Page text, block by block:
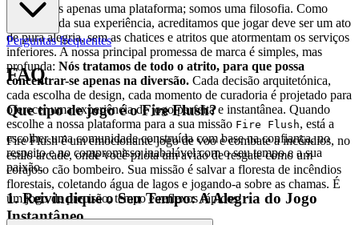
Não somos apenas uma plataforma; somos uma filosofia. Como
guardiões da sua experiência, acreditamos que jogar deve ser um ato
de pura alegria, sem as chatices e atritos que atormentam os serviços
inferiores. A nossa principal promessa de marca é simples, mas
profunda: Nós tratamos de todo o atrito, para que possa
concentrar-se apenas na diversão. Cada decisão arquitetónica,
cada escolha de design, cada momento de curadoria é projetado para
oferecer uma experiência de jogo perfeita e instantânea. Quando
escolhe a nossa plataforma para a sua missão Fire Flush, está a
escolher uma comunidade construída com base na confiança, no
respeito e no compromisso inabalável com o seu tempo e a sua
paixão.
1. Reivindique o Seu Tempo: A Alegria do Jogo
Instantâneo
Perguntas frequentes
FAQ
Que tipo de jogo é o Fire Flush?
Fire Flush é um emocionante jogo de voo e combate a incêndios, no
estilo arcade, onde você pilota um avião de resgate como um
corajoso cão bombeiro. Sua missão é salvar a floresta de incêndios
florestais, coletando água de lagos e jogando-a sobre as chamas. É
um jogo de precisão, tempo e reflexos rápidos!